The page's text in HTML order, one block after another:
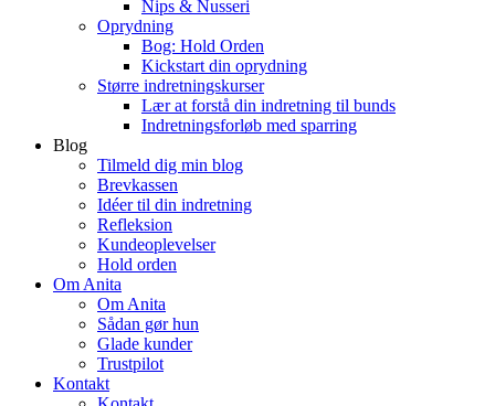
Nips & Nusseri
Oprydning
Bog: Hold Orden
Kickstart din oprydning
Større indretningskurser
Lær at forstå din indretning til bunds
Indretningsforløb med sparring
Blog
Tilmeld dig min blog
Brevkassen
Idéer til din indretning
Refleksion
Kundeoplevelser
Hold orden
Om Anita
Om Anita
Sådan gør hun
Glade kunder
Trustpilot
Kontakt